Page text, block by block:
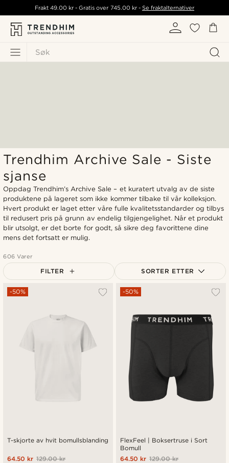
Søk
Frakt49.00 kr - Gratis over 745.00 kr- Se fraktalternativer
Trendhim Archive Sale - Siste
sjanse
Oppdag Trendhim’s Archive Sale – et kuratert utvalg av de siste
produktene på lageret som ikke kommer tilbake til vår kolleksjon.
Hvert produkt er laget etter våre fulle kvalitetsstandarder og tilbys
til redusert pris på grunn av endelig tilgjengelighet. Når et produkt
blir utsolgt, er det borte for godt, så sikre deg favorittene dine
mens det fortsatt er mulig.
606 Varer
FILTER SORTER ETTER
Mest populært
Laveste pris
Høyeste pris
T-skjorte av hvit bomullsblanding
-50%
129.00 kr
64.50 kr
FlexFeel | Boksertruse i Sort
Bomull
-50%
129.00 kr
64.50 kr